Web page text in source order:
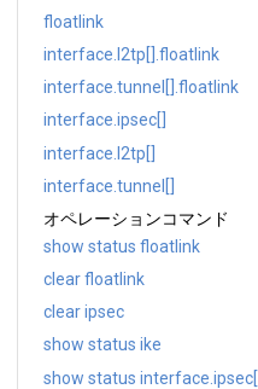
floatlink
interface.l2tp[].floatlink
interface.tunnel[].floatlink
interface.ipsec[]
interface.l2tp[]
interface.tunnel[]
オペレーションコマンド
show status floatlink
clear floatlink
clear ipsec
show status ike
show status interface.ipsec[]